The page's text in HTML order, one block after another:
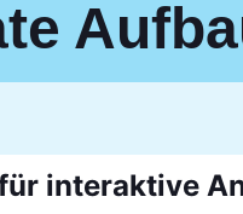
interaktive